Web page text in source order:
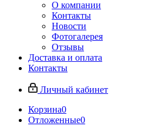
О компании
Контакты
Новости
Фотогалерея
Отзывы
Доставка и оплата
Контакты
Личный кабинет
Корзина0
Отложенные0